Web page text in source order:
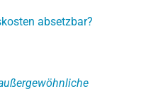
absetzbar?